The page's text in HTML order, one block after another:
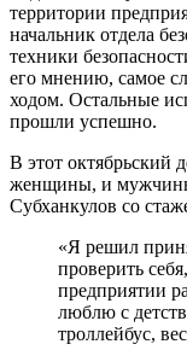
территории
начальник отдела
техники
его мнению, самое
ходом. Остальные
прошли успешно.
В этот октябрьский
женщины, и
Субханкулов со
«Я решил
проверить
предприятии
люблю с
троллейбус,